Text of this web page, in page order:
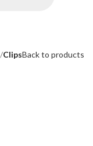
ClipsBack to products